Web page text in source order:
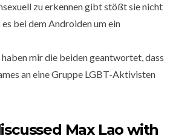
zu erkennen gibt stößt sie nicht
bei dem Androiden um ein
mir die beiden geantwortet, dass
an eine Gruppe LGBT-Aktivisten
Max Lao with